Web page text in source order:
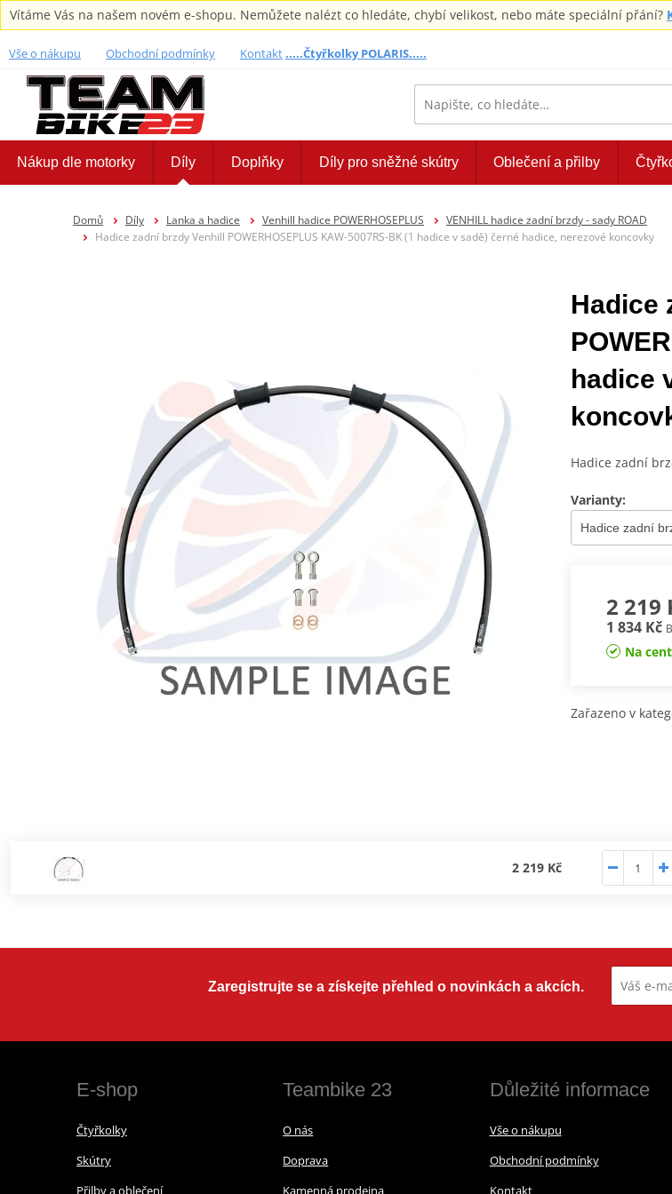
Vítáme Vás na našem novém e-shopu. Nemůžete nalézt co hledáte, chybí velikost, nebo máte speciální přání?
Vše o nákupu Obchodní podmínky Kontakt.....Čtyřkolky POLARIS.....
Nákup dle motorky Díly Doplňky Díly pro sněžné skútry Oblečení a přilby
Domů Díly Lanka a hadice Venhill hadice POWERHOSEPLUS
VENHILL hadice zadní brzdy - sady ROAD
Hadice zadní brzdy Venhill POWERHOSEPLUS KAW-5007RS-BK (1 hadice v sadě) černé hadice, nerezové koncovky
Hadice
hadice
Hadice zadní
Varianty:
2 219
1 834 Kč
Na
Zařazeno v
2 219 Kč
Zaregistrujte se a získejte přehled o novinkách a akcích.
E-shop
Čtyřkolky
Skútry
Přilby a oblečení
Teambike 23
O nás
Doprava
Kamenná prodejna
Důležité informace
Vše o nákupu
Obchodní podmínky
Kontakt